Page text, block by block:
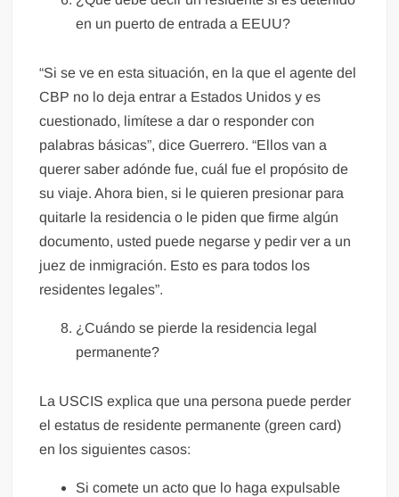
en un puerto de entrada a EEUU?
“Si se ve en esta situación, en la que el agente del
CBP no lo deja entrar a Estados Unidos y es
cuestionado, limítese a dar o responder con
palabras básicas”, dice Guerrero. “Ellos van a
querer saber adónde fue, cuál fue el propósito de
su viaje. Ahora bien, si le quieren presionar para
quitarle la residencia o le piden que firme algún
documento, usted puede negarse y pedir ver a un
juez de inmigración. Esto es para todos los
residentes legales”.
¿Cuándo se pierde la residencia legal
permanente?
La USCIS explica que una persona puede perder
el estatus de residente permanente (green card)
en los siguientes casos:
Si comete un acto que lo haga expulsable